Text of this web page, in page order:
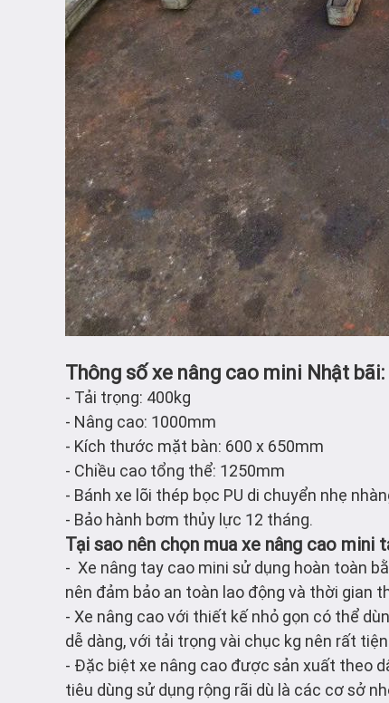
Thông số xe nâng cao mini Nhật bãi:
- Tải trọng: 400kg
- Nâng cao: 1000mm
- Kích thước mặt bàn: 600 x 650mm
- Chiều cao tổng thể: 1250mm
- Bánh xe lõi thép bọc PU di chuyển nhẹ
- Bảo hành bơm thủy lực 12 tháng.
Tại sao nên chọn mua xe nâng cao mini
- Xe nâng tay cao mini sử dụng hoàn toàn
nên đảm bảo an toàn lao động và thời gian
- Xe nâng cao với thiết kế nhỏ gọn có thể
dễ dàng, với tải trọng vài chục kg nên rất
- Đặc biệt xe nâng cao được sản xuất theo
tiêu dùng sử dụng rộng rãi dù là các cơ sở